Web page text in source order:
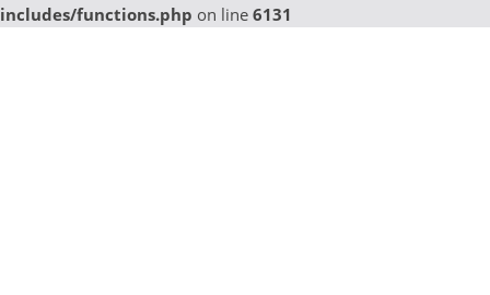
includes/functions.php on line 6131